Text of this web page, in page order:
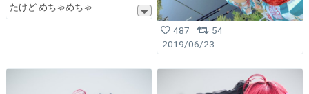
たけど めちゃめちゃ
487
54
2019/06/23